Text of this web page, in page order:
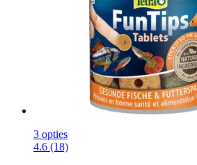
3 opties
4.6 (18)